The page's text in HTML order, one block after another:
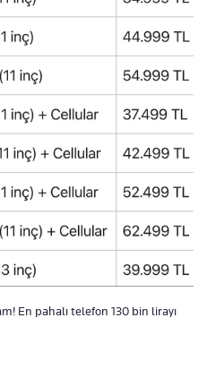
En pahalı telefon 130 bin lirayı